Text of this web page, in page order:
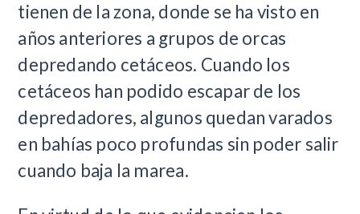
tienen de la zona, donde se ha visto en
años anteriores a grupos de orcas
depredando cetáceos. Cuando los
cetáceos han podido escapar de los
depredadores, algunos quedan varados
en bahías poco profundas sin poder salir
cuando baja la marea.